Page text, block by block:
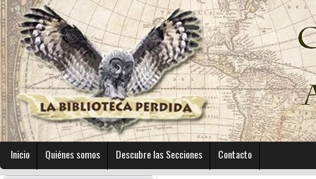
Inicio Quiénes somos Descubre las Secciones Contacto